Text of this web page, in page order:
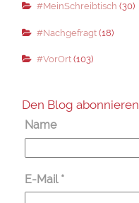
#MeinSchreibtisch (30)
#Nachgefragt(18)
#VorOrt(103)
Den Blog abonnieren
Name
E-Mail *